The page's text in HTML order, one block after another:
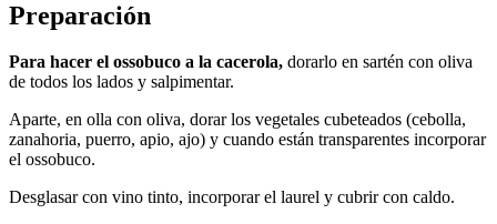
Preparación
Para hacer el ossobuco a la cacerola, dorarlo en sartén con oliva
de todos los lados y salpimentar.
Aparte, en olla con oliva, dorar los vegetales cubeteados (cebolla,
zanahoria, puerro, apio, ajo) y cuando están transparentes incorporar
el ossobuco.
Desglasar con vino tinto, incorporar el laurel y cubrir con caldo.